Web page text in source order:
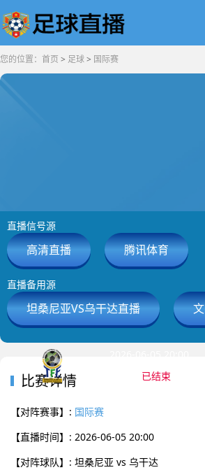
您的位置： 首页 > 足球> 国际赛
已结束
直播信号源
高清直播 腾讯体育
直播备用源
坦桑尼亚VS乌干达直播
比赛详情
【对阵赛事】: 国际赛
【直播时间】: 2026-06-05 20:00
【对阵球队】: 坦桑尼亚 vs 乌干达